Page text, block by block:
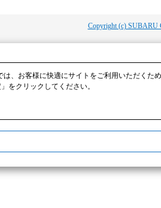
Copyright (c) SUBARU
、お客様に快適にサイトをご利用いただく
をクリックしてください。​